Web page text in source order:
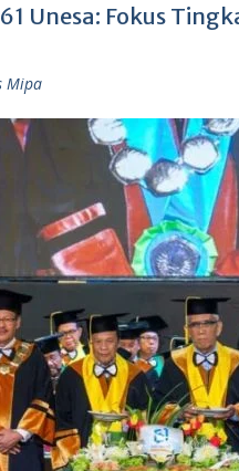
Unesa: Fokus
Mipa